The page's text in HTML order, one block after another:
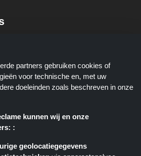
die u deals, kortingen en kortingscodes biedt;
of zijn medewerkers maken geen deel uit
partners gebruiken cookies of
voor technische en, met uw
doeleinden zoals beschreven in onze
kunnen wij en onze
:
geolocatiegegevens